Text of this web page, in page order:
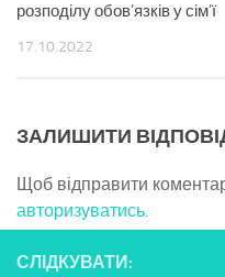
розподілу обов’язків у сім’ї
17.10.2022
ЗАЛИШИТИ
Щоб відправити
авторизуватись
СЛІДКУВАТИ: